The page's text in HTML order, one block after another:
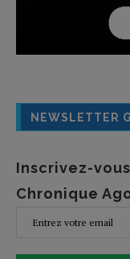
NEWSLETTER
Inscrivez-
Chronique